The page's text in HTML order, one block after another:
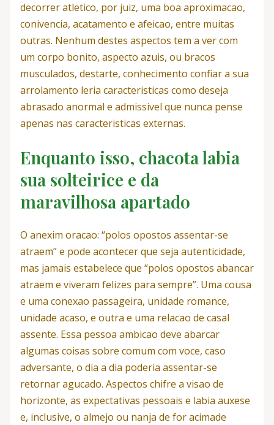
decorrer atletico, por juiz, uma boa aproximacao,
conivencia, acatamento e afeicao, entre muitas
outras. Nenhum destes aspectos tem a ver com
um corpo bonito, aspecto azuis, ou bracos
musculados, destarte, conhecimento confiar a sua
arrolamento leria caracteristicas como deseja
abrasado anormal e admissivel que nunca pense
apenas nas caracteristicas externas.
Enquanto isso, chacota labia
sua solteirice e da
maravilhosa apartado
O anexim oracao: “polos opostos assentar-se
atraem” e pode acontecer que seja autenticidade,
mas jamais estabelece que “polos opostos abancar
atraem e viveram felizes para sempre”. Uma cousa
e uma conexao passageira, unidade romance,
unidade acaso, e outra e uma relacao de casal
assente. Essa pessoa ambicao deve abarcar
algumas coisas sobre comum com voce, caso
adversante, o dia a dia poderia assentar-se
retornar agucado. Aspectos chifre a visao de
horizonte, as expectativas pessoais e labia auxese
e, inclusive, o almejo ou nanja de for acimade